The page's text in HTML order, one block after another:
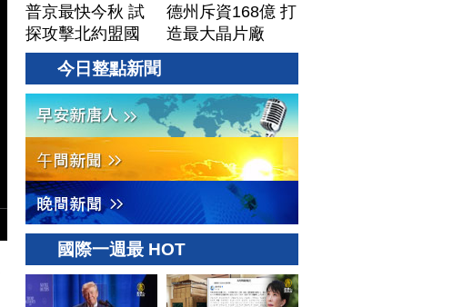
普京最快今秋 試
探攻擊北約盟國
德州斥資168億 打
造最大晶片廠
Terafab
今日整點新聞
國際一週最 HOT